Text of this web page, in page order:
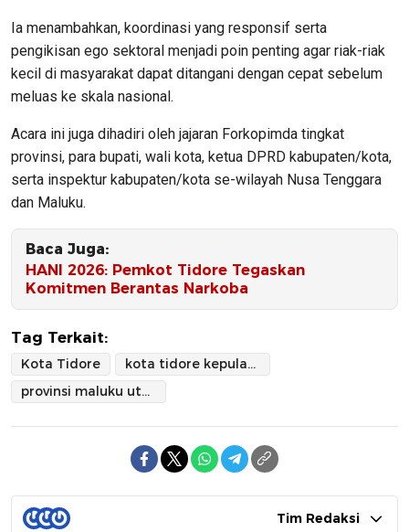
​Ia menambahkan, koordinasi yang responsif serta
pengikisan ego sektoral menjadi poin penting agar riak-riak
kecil di masyarakat dapat ditangani dengan cepat sebelum
meluas ke skala nasional.
​Acara ini juga dihadiri oleh jajaran Forkopimda tingkat
provinsi, para bupati, wali kota, ketua DPRD kabupaten/kota,
serta inspektur kabupaten/kota se-wilayah Nusa Tenggara
dan Maluku.
Baca Juga:
HANI 2026: Pemkot Tidore Tegaskan
Komitmen Berantas Narkoba
Tag Terkait:
Kota Tidore
kota tidore kepulauan
provinsi maluku utara
Tim Redaksi